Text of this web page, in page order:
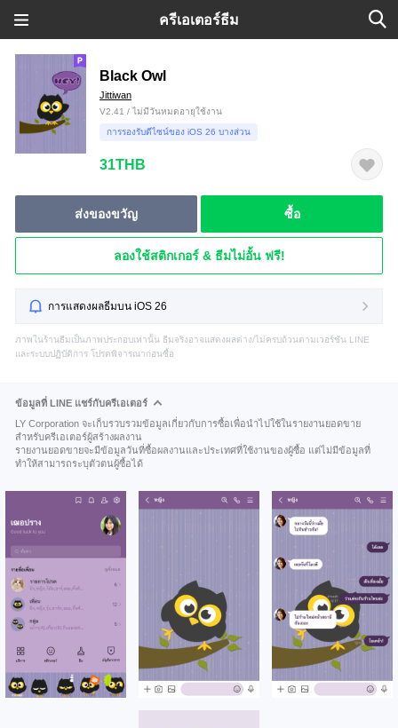
ครีเอเตอร์ธีม
Black Owl
Jittiwan
V2.41 / ไม่มีวันหมดอายุใช้งาน
การรองรับดีไซน์ของ iOS 26 บางส่วน
31THB
ส่งของขวัญ ซื้อ
ลองใช้สติกเกอร์ & ธีมไม่อั้น ฟรี!
การแสดงผลธีมบน iOS 26
ภาพในร้านธีมเป็นภาพประกอบเท่านั้น ธีมจริงอาจแสดงผลต่าง/ไม่ครบถ้วนตามเวอร์ชัน LINE
และระบบปฏิบัติการ โปรดพิจารณาก่อนซื้อ
ข้อมูลที่ LINE แชร์กับครีเอเตอร์
LY Corporation จะเก็บรวบรวมข้อมูลเกี่ยวกับการซื้อเพื่อนำไปใช้ในรายงานยอดขาย
สำหรับครีเอเตอร์ผู้สร้างผลงาน
รายงานยอดขายจะมีข้อมูลวันที่ซื้อผลงานและประเทศที่ใช้งานของผู้ซื้อ แต่ไม่มีข้อมูลที่
ทำให้สามารถระบุตัวตนผู้ซื้อได้